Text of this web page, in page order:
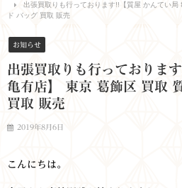
出張買取りも行っております!!【質屋 かんてい
ド バッグ 買取 販売
お知らせ
出張買取りも行っておりま
亀有店】 東京 葛飾区 買取
買取 販売
2019年8月6日
こんにちは。